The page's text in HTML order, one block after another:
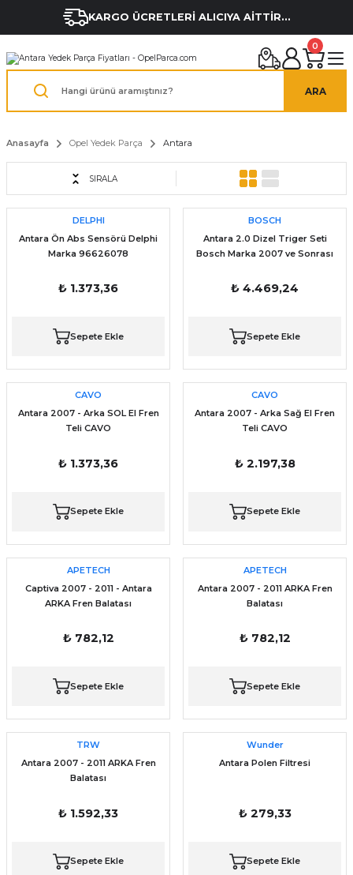
KARGO ÜCRETLERİ ALICIYA AİTTİR...
ARA
0
Anasayfa Opel Yedek Parça Antara
SIRALA
DELPHI
Antara Ön Abs Sensörü Delphi
Marka 96626078
₺ 1.373,36
Sepete Ekle
BOSCH
Antara 2.0 Dizel Triger Seti
Bosch Marka 2007 ve Sonrası
₺ 4.469,24
Sepete Ekle
CAVO
Antara 2007 - Arka SOL El Fren
Teli CAVO
₺ 1.373,36
Sepete Ekle
CAVO
Antara 2007 - Arka Sağ El Fren
Teli CAVO
₺ 2.197,38
Sepete Ekle
APETECH
Captiva 2007 - 2011 - Antara
ARKA Fren Balatası
₺ 782,12
Sepete Ekle
APETECH
Antara 2007 - 2011 ARKA Fren
Balatası
₺ 782,12
Sepete Ekle
TRW
Antara 2007 - 2011 ARKA Fren
Balatası
₺ 1.592,33
Sepete Ekle
Wunder
Antara Polen Filtresi
₺ 279,33
Sepete Ekle